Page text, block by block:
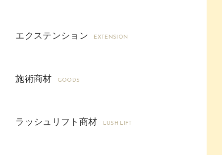
エクステンション EXTENSION
施術商材 GOODS
ラッシュリフト商材 LUSH LIFT